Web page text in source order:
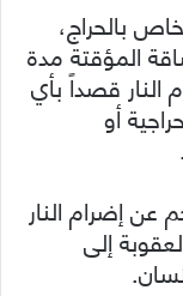
بالحراج،
الشاقة المؤقتة مدة
قصداً بأي
أو
عن إضرام النار
إلى